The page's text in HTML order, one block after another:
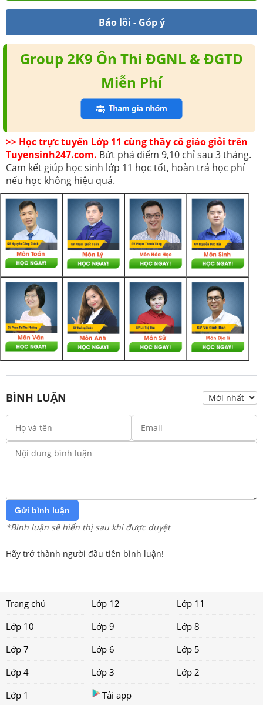
Báo lỗi - Góp ý
Group 2K9 Ôn Thi ĐGNL & ĐGTD
Miễn Phí
>> Học trực tuyến Lớp 11 cùng thầy cô giáo giỏi trên
Tuyensinh247.com. Bứt phá điểm 9,10 chỉ sau 3 tháng.
Cam kết giúp học sinh lớp 11 học tốt, hoàn trả học phí
nếu học không hiệu quả.
BÌNH LUẬN
Gửi bình luận
*Bình luận sẽ hiển thị sau khi được duyệt
Hãy trở thành người đầu tiên bình luận!
Trang chủ Lớp 12
Lớp 11
Lớp 10
Lớp 9
Lớp 8
Lớp 7
Lớp 6
Lớp 5
Lớp 4
Lớp 3
Lớp 2
Lớp 1
Tải app